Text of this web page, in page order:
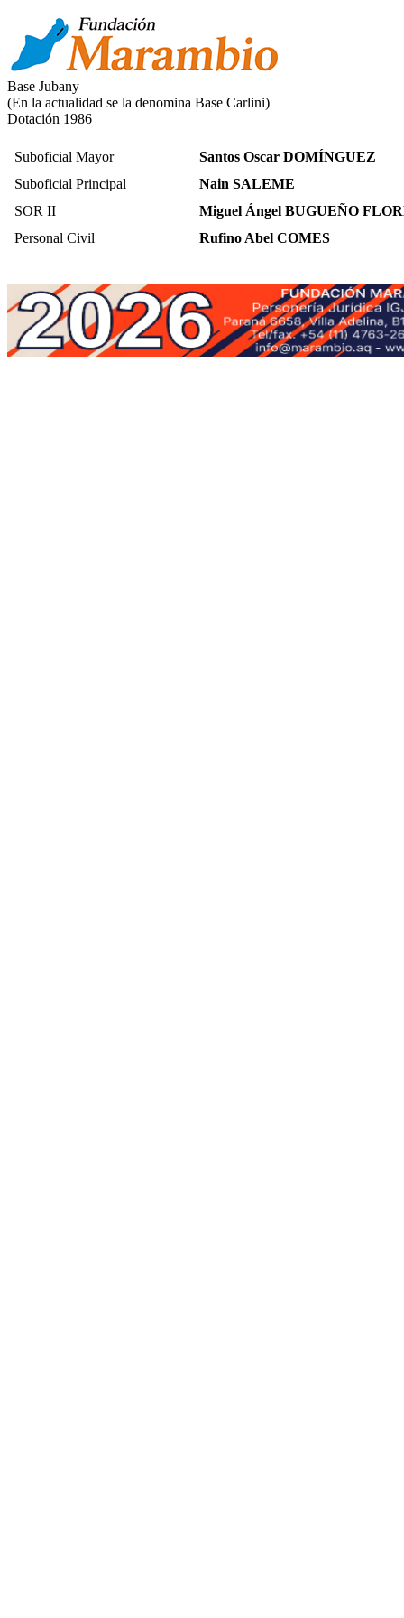
Base Jubany
(En la actualidad se la denomina Base Carlini)
Dotación 1986
Suboficial Mayor
Santos Oscar DOMÍNGUEZ
Suboficial Principal
Nain SALEME
SOR II
Miguel Ángel BUGUEÑO
Personal Civil
Rufino Abel COMES